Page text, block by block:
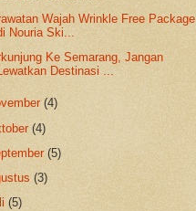
Wajah Wrinkle Free Package
Nouria Ski...
Ke Semarang, Jangan
Destinasi ...
(4)
(4)
(5)
(3)
(5)